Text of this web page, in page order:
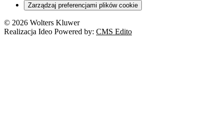
Zarządzaj preferencjami plików cookie
© 2026 Wolters Kluwer
Realizacja Ideo Powered by: CMS Edito